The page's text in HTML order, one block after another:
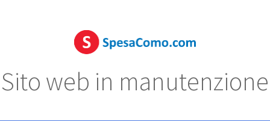
Sito web in manutenzione